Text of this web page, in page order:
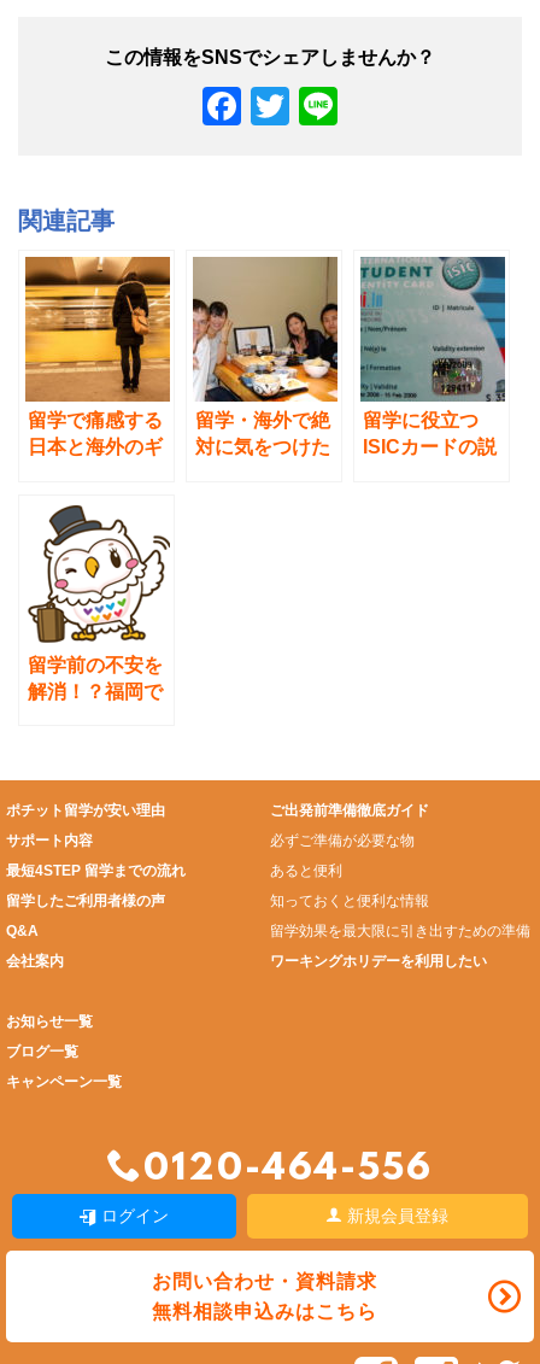
F
b
o
k
T
関連記事
留学で痛感する
日本と海外のギ
いか。
留学・海外で絶
対に気をつけた
留学に役立つ
ISICカードの説
留学前の不安を
解消！？福岡で
ポチット留学が安い理由
サポート内容
最短4STEP 留学までの流れ
留学したご利用者様の声
Q&A
会社案内
ご出発前準備徹底ガイド
必ずご準備が必要な物
あると便利
知っておくと便利な情報
留学効果を最大限に引き出すための準備
ワーキングホリデーを利用したい
お知らせ一覧
ブログ一覧
キャンペーン一覧
0120-464-556
ログイン 新規会員登録
お問い合わせ・資料請求
無料相談申込みはこちら